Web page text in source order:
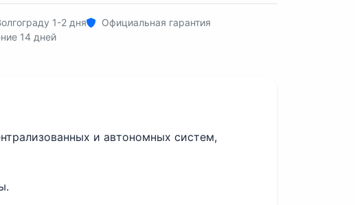
1-2 дня
Официальная гарантия
14 дней
и автономных систем,